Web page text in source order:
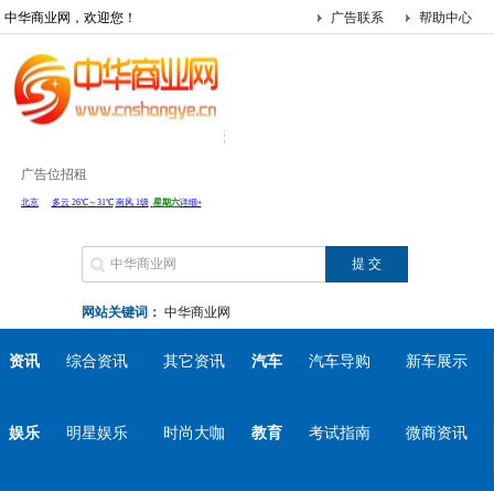
中华商业网，欢迎您！ 帮助中心
广告联系
广告位招租
网站关键词： 中华商业网
资讯 综合资讯 其它资讯 汽车 汽车导购 新车展示
娱乐 明星娱乐 时尚大咖 教育 考试指南 微商资讯